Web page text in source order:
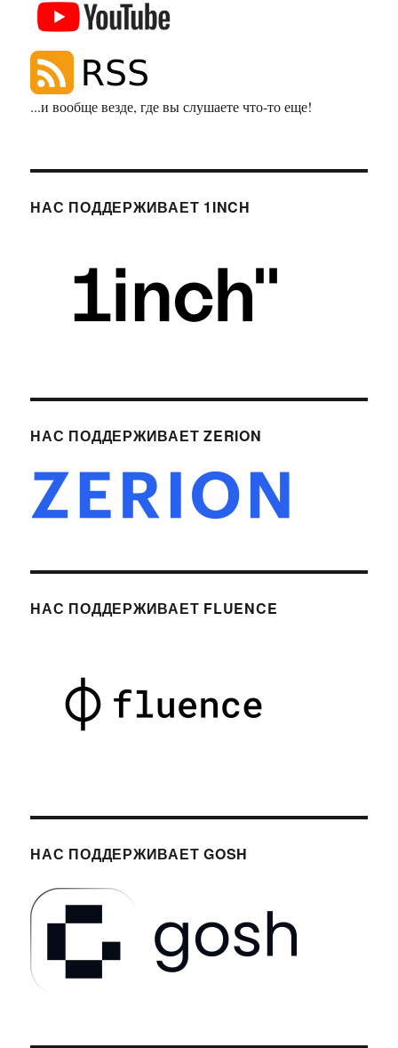
...и вообще везде, где вы слушаете что-то еще!
НАС ПОДДЕРЖИВАЕТ 1INCH
НАС ПОДДЕРЖИВАЕТ ZERION
НАС ПОДДЕРЖИВАЕТ FLUENCE
НАС ПОДДЕРЖИВАЕТ GOSH